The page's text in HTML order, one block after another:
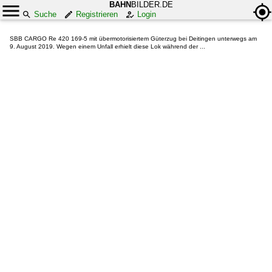
BAHN BILDER.DE
Suche
Registrieren Login
SBB CARGO Re 420 169-5 mit übermotorisiertem Güterzug bei Deitingen unterwegs am
9. August 2019. Wegen einem Unfall erhielt diese Lok während der ...